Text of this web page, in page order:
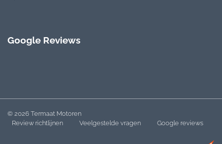
Google Reviews
© 2026 Termaat Motoren
Review richtlijnen
Veelgestelde vragen Google reviews